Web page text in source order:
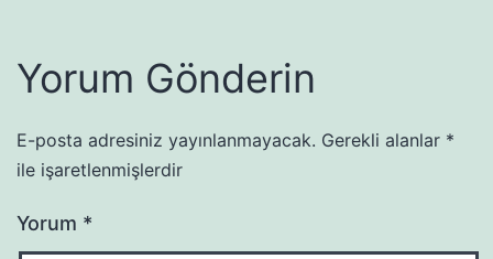
Yorum Gönderin
E-posta adresiniz yayınlanmayacak. Gerekli alanlar *
ile işaretlenmişlerdir
Yorum *